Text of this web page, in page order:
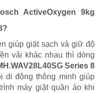
ActiveOxygen 9kg
giúp giặt sạch và giữ độ
vải khác nhau thì dòng
Series 8
di động thông minh giúp
máy giặt quần áo khi